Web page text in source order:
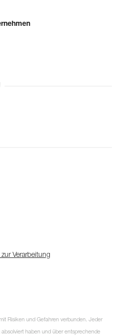
Verarbeitung
Risiken und Gefahren verbunden. Jeder
haben und über entsprechende